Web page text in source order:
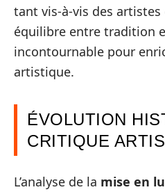
tant vis-à-vis des
équilibre entre tradition
incontournable pour
artistique.
ÉVOLUTION
CRITIQUE
L’analyse de la mise en